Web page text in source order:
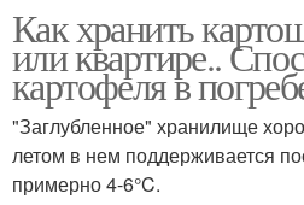
Как хранить
или квартире..
картофеля в
"Заглубленное" хранилище
летом в нем поддерживается
примерно 4-6°C.